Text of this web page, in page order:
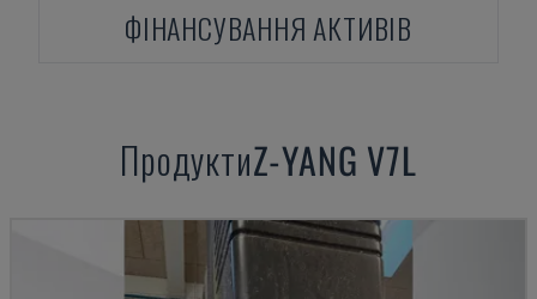
ФІНАНСУВАННЯ АКТИВІВ
ПродуктиZ-YANG V7L